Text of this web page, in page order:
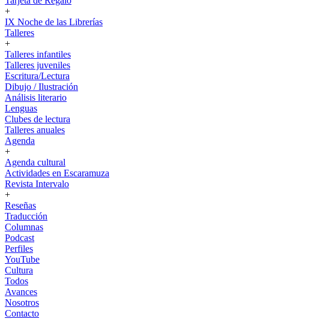
+
IX Noche de las Librerías
Talleres
+
Talleres infantiles
Talleres juveniles
Escritura/Lectura
Dibujo / Ilustración
Análisis literario
Lenguas
Clubes de lectura
Talleres anuales
Agenda
+
Agenda cultural
Actividades en Escaramuza
Revista Intervalo
+
Reseñas
Traducción
Columnas
Podcast
Perfiles
YouTube
Cultura
Todos
Avances
Nosotros
Contacto